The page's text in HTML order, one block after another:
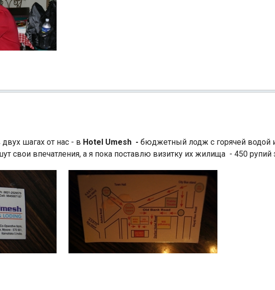
шагах от нас - в Hotel Umesh - бюджетный лодж с горячей водой
свои впечатления, а я пока поставлю визитку их жилища - 450 рупий